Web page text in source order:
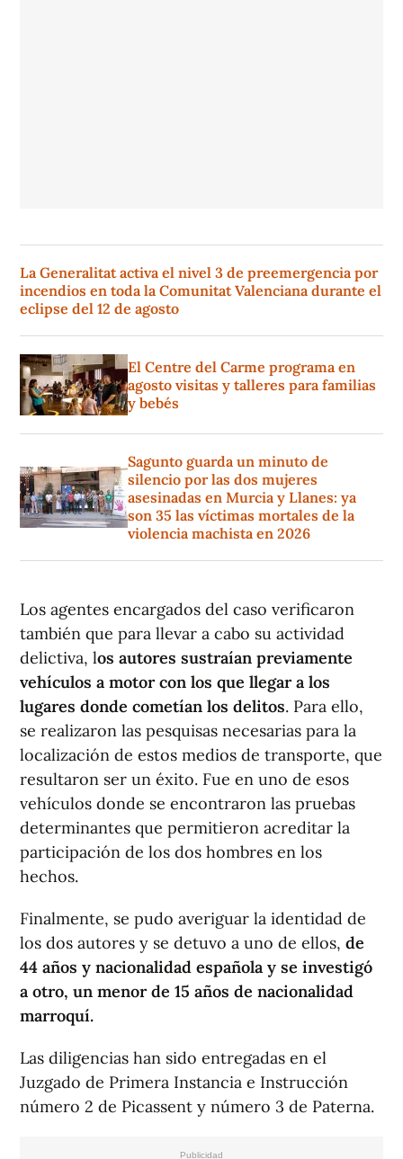
La Generalitat activa el nivel 3 de preemergencia por
incendios en toda la Comunitat Valenciana durante el
eclipse del 12 de agosto
El Centre del Carme programa en
agosto visitas y talleres para familias
y bebés
Sagunto guarda un minuto de
silencio por las dos mujeres
asesinadas en Murcia y Llanes: ya
son 35 las víctimas mortales de la
violencia machista en 2026
Los agentes encargados del caso verificaron
también que para llevar a cabo su actividad
delictiva, los autores sustraían previamente
vehículos a motor con los que llegar a los
lugares donde cometían los delitos. Para ello,
se realizaron las pesquisas necesarias para la
localización de estos medios de transporte, que
resultaron ser un éxito. Fue en uno de esos
vehículos donde se encontraron las pruebas
determinantes que permitieron acreditar la
participación de los dos hombres en los
hechos.
Finalmente, se pudo averiguar la identidad de
los dos autores y se detuvo a uno de ellos, de
44 años y nacionalidad española y se investigó
a otro, un menor de 15 años de nacionalidad
marroquí.
Las diligencias han sido entregadas en el
Juzgado de Primera Instancia e Instrucción
número 2 de Picassent y número 3 de Paterna.